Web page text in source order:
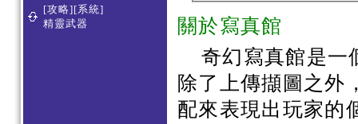
[攻略][系統]
精靈武器
關於寫真館
奇幻寫真館是一
除了上傳擷圖之外
配來表現出玩家的